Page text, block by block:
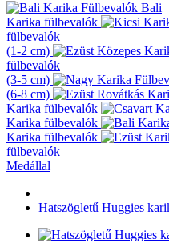
Bali
Karika fülbevalók
fülbevalók
(1-2 cm)
fülbevalók
(3-5 cm)
(6-8 cm)
Karika fülbevalók
Karika fülbevalók
Karika fülbevalók
fülbevalók
Medállal
Hatszögletű Huggies